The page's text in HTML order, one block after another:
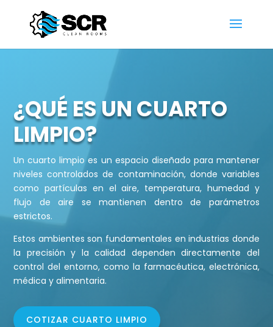
¿QUÉ ES UN CUARTO
LIMPIO?
Un cuarto limpio es un espacio diseñado para mantener
niveles controlados de contaminación, donde variables
como partículas en el aire, temperatura, humedad y
flujo de aire se mantienen dentro de parámetros
estrictos.
Estos ambientes son fundamentales en industrias donde
la precisión y la calidad dependen directamente del
control del entorno, como la farmacéutica, electrónica,
médica y alimentaria.
COTIZAR CUARTO LIMPIO